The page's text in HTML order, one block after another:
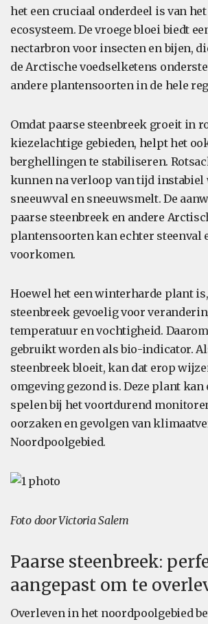
het een cruciaal onderdeel is van
ecosysteem. De vroege bloei biedt
nectarbron voor insecten en bijen,
de Arctische voedselketens
andere plantensoorten in de hele
Omdat paarse steenbreek groeit in
kiezelachtige gebieden, helpt het
berghellingen te stabiliseren.
kunnen na verloop van tijd instabiel
sneeuwval en sneeuwsmelt. De
paarse steenbreek en andere
plantensoorten kan echter steenval
voorkomen.
Hoewel het een winterharde plant
steenbreek gevoelig voor
temperatuur en vochtigheid.
gebruikt worden als bio-indicator.
steenbreek bloeit, kan dat erop
omgeving gezond is. Deze plant
spelen bij het voortdurend
oorzaken en gevolgen van
Noordpoolgebied.
Foto door Victoria Salem
Paarse steenbreek:
aangepast om te
Overleven in het noordpoolgebied